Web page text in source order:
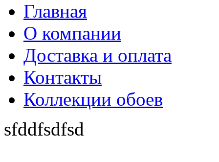
Главная
О компании
Доставка и оплата
Контакты
Коллекции обоев
sfddfsdfsd